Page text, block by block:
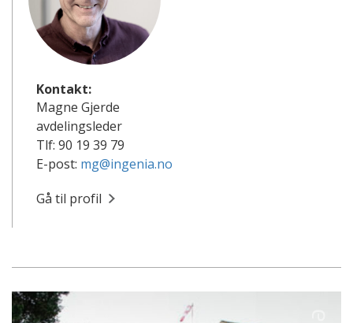
Kontakt:
Magne Gjerde
avdelingsleder
Tlf: 90 19 39 79
E-post: mg@ingenia.no
Gå til profil